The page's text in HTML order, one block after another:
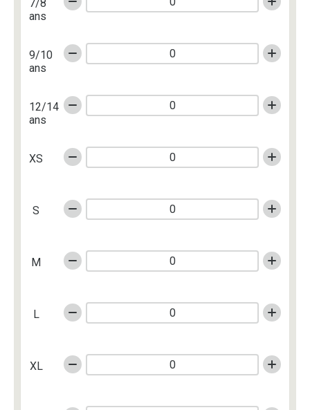
7/8
ans
9/10
ans
12/14
ans
XS
S
M
L
XL